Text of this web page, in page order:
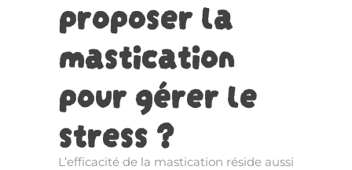
proposer la
mastication
pour gérer le
stress ?
L’efficacité de la mastication réside aussi